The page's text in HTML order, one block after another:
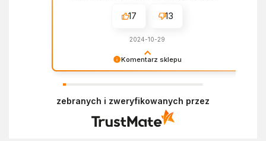
Komentarz sklepu
doświadczeniem. Z pozdrowieniami, Zespół
17 13
2024-10-29
zebranych i zweryfikowanych przez